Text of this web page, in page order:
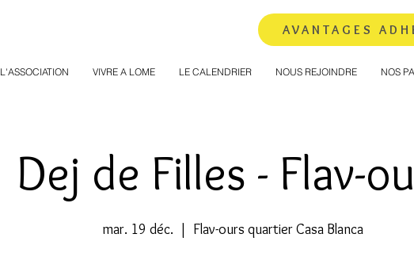
L'ASSOCIATION VIVRE A LOME LE CALENDRIER NOUS REJOINDRE NOS
AVANTAGES
Dej de Filles - Flav-
mar. 19 déc.
  |
Flav-ours quartier Casa Blanca